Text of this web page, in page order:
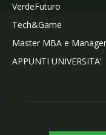
VerdeFuturo
Tech&Game
Master MBA e
APPUNTI UNIVERSITA'